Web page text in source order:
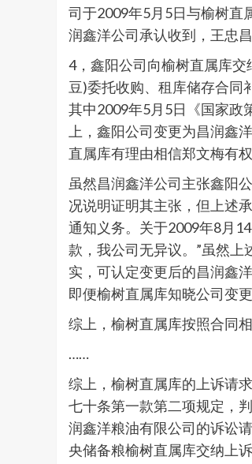
司于2009年5月5日与榆树直
润鑫洋公司承认收到，王忠
4，鑫阳公司向榆树直属库
豆)委托收购、租库储存合同
其中2009年5月5日《国家政
上，鑫阳公司变更为昌润鑫
直属库有理由相信郑文梅有
虽然昌润鑫洋公司主张鑫阳
况说明证明其主张，但上述
通知义务。关于2009年8月
款，我公司无异议。”虽然
实，可认定变更后的昌润鑫
即便榆树直属库知晓公司变
综上，榆树直属库按照合同
……
综上，榆树直属库的上诉请
七十条第一款第二项规定，
润鑫洋粮油有限公司的诉讼
央储备粮榆树直属库交纳上